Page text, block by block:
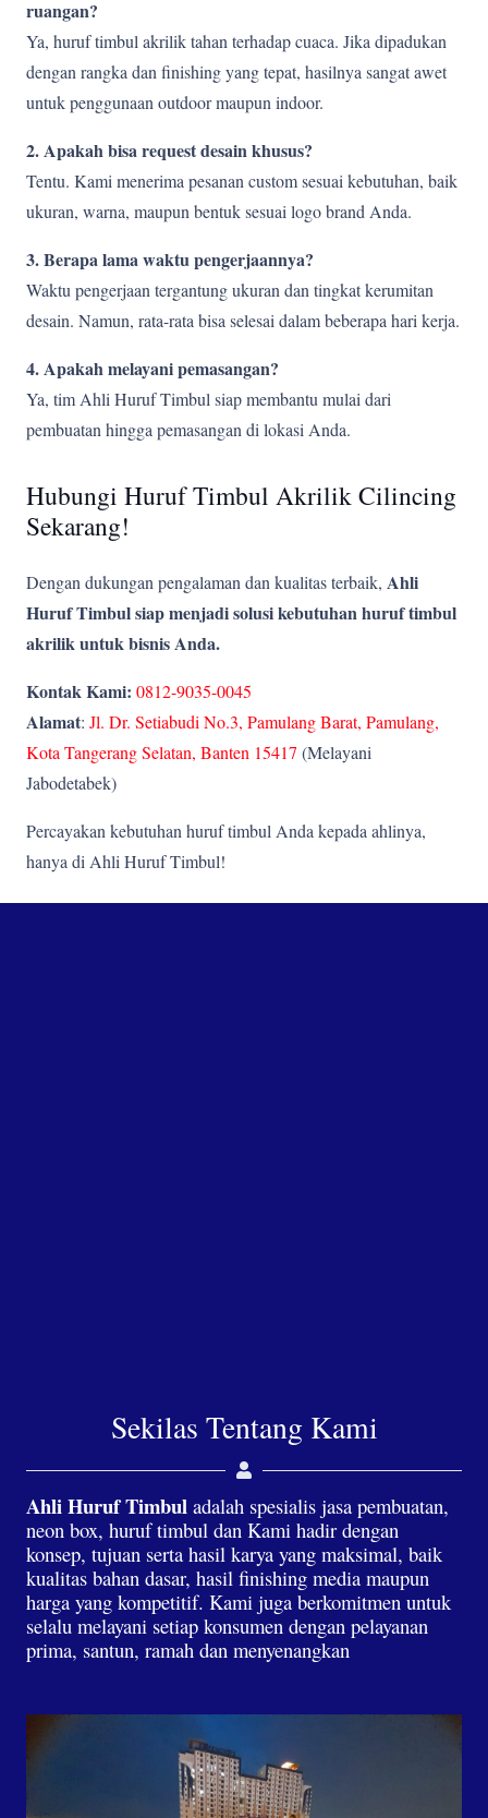
ruangan?
Ya, huruf timbul akrilik tahan terhadap cuaca. Jika dipadukan
dengan rangka dan finishing yang tepat, hasilnya sangat awet
untuk penggunaan outdoor maupun indoor.
2. Apakah bisa request desain khusus?
Tentu. Kami menerima pesanan custom sesuai kebutuhan, baik
ukuran, warna, maupun bentuk sesuai logo brand Anda.
3. Berapa lama waktu pengerjaannya?
Waktu pengerjaan tergantung ukuran dan tingkat kerumitan
desain. Namun, rata-rata bisa selesai dalam beberapa hari kerja.
4. Apakah melayani pemasangan?
Ya, tim Ahli Huruf Timbul siap membantu mulai dari
pembuatan hingga pemasangan di lokasi Anda.
Hubungi Huruf Timbul Akrilik Cilincing
Sekarang!
Dengan dukungan pengalaman dan kualitas terbaik, Ahli
Huruf Timbul siap menjadi solusi kebutuhan huruf timbul
akrilik untuk bisnis Anda.
Kontak Kami: 0812-9035-0045
Alamat: Jl. Dr. Setiabudi No.3, Pamulang Barat, Pamulang,
Kota Tangerang Selatan, Banten 15417 (Melayani
Jabodetabek)
Percayakan kebutuhan huruf timbul Anda kepada ahlinya,
hanya di Ahli Huruf Timbul!
Sekilas Tentang Kami
Ahli Huruf Timbul adalah spesialis jasa pembuatan,
neon box, huruf timbul dan Kami hadir dengan
konsep, tujuan serta hasil karya yang maksimal, baik
kualitas bahan dasar, hasil finishing media maupun
harga yang kompetitif. Kami juga berkomitmen untuk
selalu melayani setiap konsumen dengan pelayanan
prima, santun, ramah dan menyenangkan